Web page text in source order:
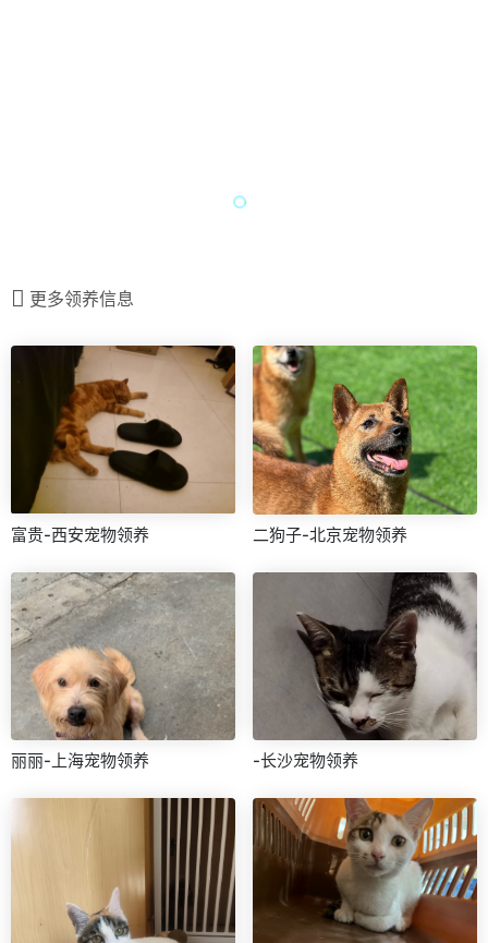
更多领养信息
富贵-西安宠物领养 二狗子-北京宠物领养
丽丽-上海宠物领养 -长沙宠物领养